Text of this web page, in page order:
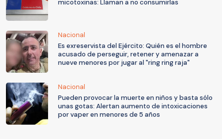
micotoxinas: Llaman a no consumirlas
Nacional
Es exreservista del Ejército: Quién es el hombre
acusado de perseguir, retener y amenazar a
nueve menores por jugar al "ring ring raja"
Nacional
Pueden provocar la muerte en niños y basta sólo
unas gotas: Alertan aumento de intoxicaciones
por vaper en menores de 5 años